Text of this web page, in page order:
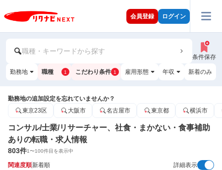
会員登録 ログイン
職種・キーワードから探す
条件保存
勤務地 職種 1 こだわり条件 1 雇用形態 年収 新着のみ
勤務地の追加設定を忘れていませんか？
東京23区
大阪市 名古屋市 東京都 横浜市
コンサル/士業/リサーチャー、社食・まかない・食事補助
ありの転職・求人情報
803件1〜100件目を表示中
関連度順新着順 詳細表示